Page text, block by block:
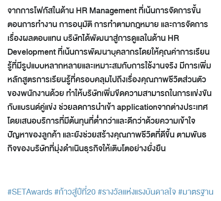
จากการโฟกัสในด้าน HR Management ที่เน้นการจัดการขั้น
ตอนการทำงาน การอนุมัติ การทำตามกฎหมาย และการจัดการ
เรื่องผลตอบแทน บริษัทได้พัฒนาสู่การดูแลในด้าน HR
Development ที่เน้นการพัฒนาบุคลากรโดยให้คุณค่าการเรียน
รู้ที่มีรูปแบบหลากหลายและเหมาะสมกับการใช้งานจริง มีการเพิ่ม
หลักสูตรการเรียนรู้ที่ครอบคลุมไปถึงเรื่องคุณภาพชีวิตส่วนตัว
ของพนักงานด้วย ทำให้บริษัทเพิ่มขีดความสามารถในการแข่งขัน
กับแบรนด์คู่แข่ง ช่วยลดการนำเข้า applicationจากต่างประเทศ
โดยเสนอบริการที่มีต้นทุนที่ต่ำกว่าและดีกว่าด้วยความเข้าใจ
ปัญหาของลูกค้า และยังช่วยสร้างคุณภาพชีวิตที่ดีขึ้น ตามพันธ
กิจของบริษัทที่มุ่งดำเนินธุรกิจให้เติบโตอย่างยั่งยืน
#SETAwards#ก้าวสู่ปีที่20#รางวัลแห่งแรงบันดาลใจ#มาตรฐาน